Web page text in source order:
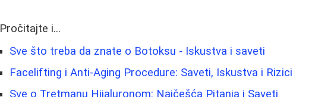
Pročitajte i...
Sve što treba da znate o Botoksu - Iskustva i saveti
Facelifting i Anti-Aging Procedure: Saveti, Iskustva i Rizici
Sve o Tretmanu Hijaluronom: Najčešća Pitanja i Saveti